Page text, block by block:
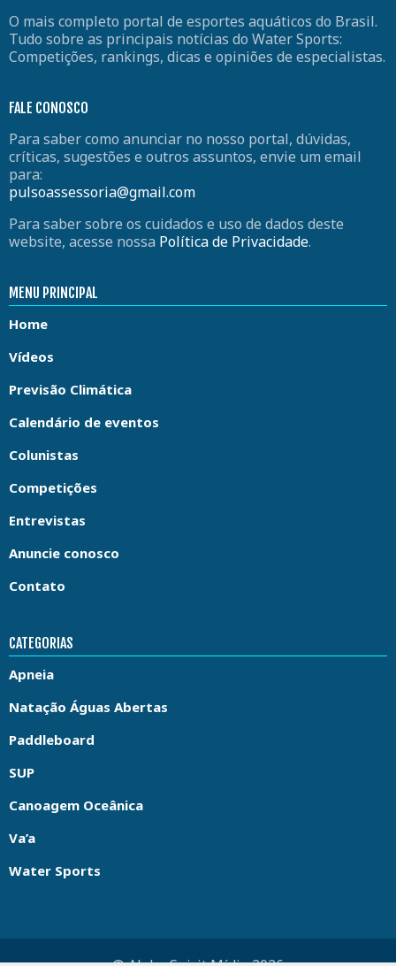
O mais completo portal de esportes aquáticos do Brasil.
Tudo sobre as principais notícias do Water Sports:
Competições, rankings, dicas e opiniões de especialistas.
FALE CONOSCO
Para saber como anunciar no nosso portal, dúvidas,
críticas, sugestões e outros assuntos, envie um email
para:
pulsoassessoria@gmail.com
Para saber sobre os cuidados e uso de dados deste
website, acesse nossa Política de Privacidade.
MENU PRINCIPAL
Home
Vídeos
Previsão Climática
Calendário de eventos
Colunistas
Competições
Entrevistas
Anuncie conosco
Contato
CATEGORIAS
Apneia
Natação Águas Abertas
Paddleboard
SUP
Canoagem Oceânica
Va’a
Water Sports